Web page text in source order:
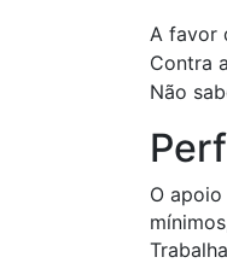
A favor
Contra
Não
O